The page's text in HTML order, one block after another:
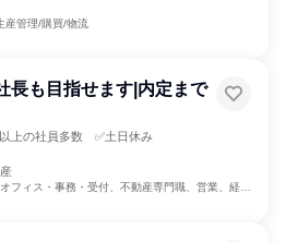
産管理/購買/物流
長も目指せます|内定まで
上の社員多数 ✅土日休み
事務・受付、不動産専門職、営業、経営/事業企画、金融専門職、人事、総務、マーケティング・広告・宣伝